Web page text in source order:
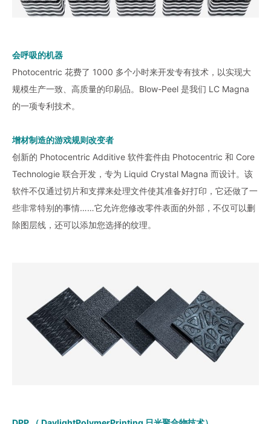
会呼吸的机器
Photocentric 花费了 1000 多个小时来开发专有技术，以实现大
规模生产一致、高质量的印刷品。Blow-Peel 是我们 LC Magna
的一项专利技术。
增材制造的游戏规则改变者
创新的 Photocentric Additive 软件套件由 Photocentric 和 Core
Technologie 联合开发，专为 Liquid Crystal Magna 而设计。该
软件不仅通过切片和支撑来处理文件使其准备好打印，它还做了一
些非常特别的事情……它允许您修改零件表面的外部，不仅可以删
除图层线，还可以添加您选择的纹理。